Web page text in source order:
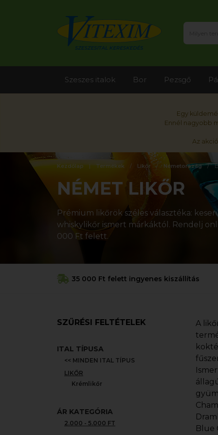
Egy
Ennél nagyobb
Az
Szeszes italok Bor Pezsgő
Kezdőlap Termékek Likőr Németország
NÉMET LIKŐR
Prémium likőrök széles választéka:
whiskylikőr ismert márkáktól. Rendelj
000 Ft felett.
35 000 Ft felett ingyenes kiszállítás
SZŰRÉSI FELTÉTELEK
ITAL TÍPUSA
<< MINDEN ITAL TÍPUS
LIKŐR
Krémlikőr
ÁR KATEGÓRIA
2.000 - 5.000 FT
A
Blue